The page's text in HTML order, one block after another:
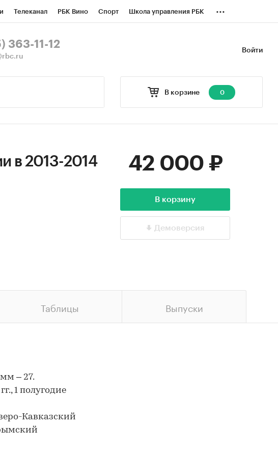
Телеканал РБК Вино Спорт Школа управления РБК ...
Войти
363-11-12
В корзине 0
в 2013-2014
42 000 ₽
В корзину
Демоверсия
Таблицы Выпуски
– 27.
1 полугодие
Кавказский